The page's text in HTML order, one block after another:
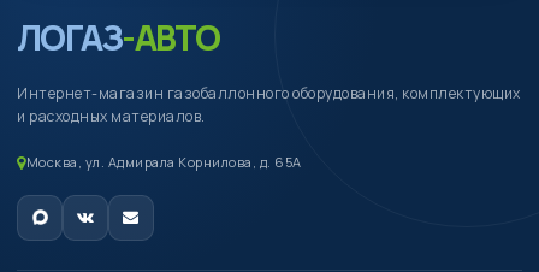
ЛОГАЗ-АВТО
Интернет-магазин газобаллонного оборудования, комплектующих
и расходных материалов.
Москва, ул. Адмирала Корнилова, д. 65А